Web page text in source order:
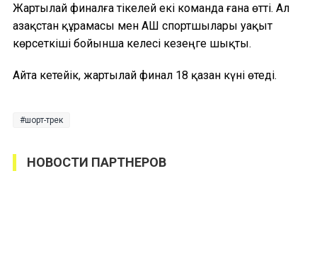
Жартылай финалға тікелей екі команда ғана өтті. Ал
Қазақстан құрамасы мен АҚШ спортшылары уақыт
көрсеткіші бойынша келесі кезеңге шықты.
Айта кетейік, жартылай финал 18 қазан күні өтеді.
шорт-трек
НОВОСТИ ПАРТНЕРОВ